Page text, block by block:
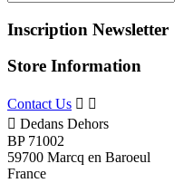
Inscription Newsletter
Store Information
Contact Us  
 Dedans Dehors
BP 71002
59700 Marcq en Baroeul
France